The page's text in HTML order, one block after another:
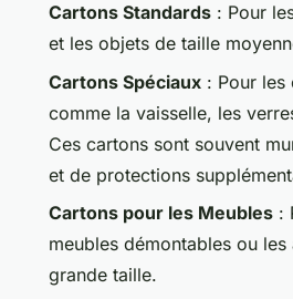
Cartons Standards : Pour
et les objets de taille
Cartons Spéciaux : Pour les
comme la vaisselle, les
Ces cartons sont souvent
et de protections
Cartons pour les Meubles :
meubles démontables ou
grande taille.